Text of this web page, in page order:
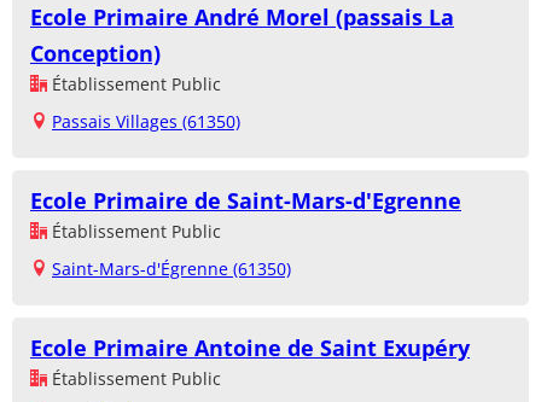
Ecole Primaire André Morel (passais La
Conception)
Établissement Public
Passais Villages (61350)
Ecole Primaire de Saint-Mars-d'Egrenne
Établissement Public
Saint-Mars-d'Égrenne (61350)
Ecole Primaire Antoine de Saint Exupéry
Établissement Public